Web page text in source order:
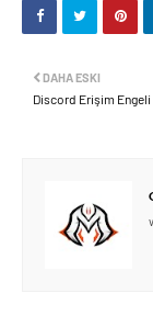
DAHA ESKI
Discord Erişim Engeli